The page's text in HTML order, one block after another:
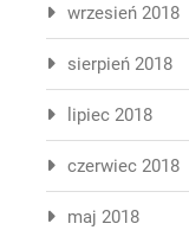
wrzesień 2018
sierpień 2018
lipiec 2018
czerwiec 2018
maj 2018